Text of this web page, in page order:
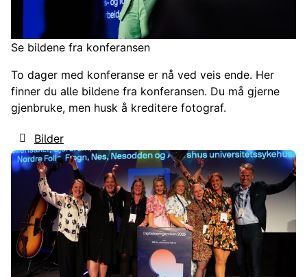
Se bildene fra konferansen
To dager med konferanse er nå ved veis ende. Her
finner du alle bildene fra konferansen. Du må gjerne
gjenbruke, men husk å kreditere fotograf.
Bilder